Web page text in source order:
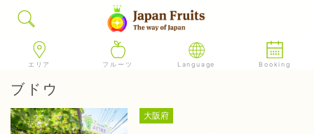
エリア フルーツ Language Booking
ブドウ
大阪府